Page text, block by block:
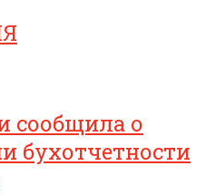
сообщила о
бухотчетности